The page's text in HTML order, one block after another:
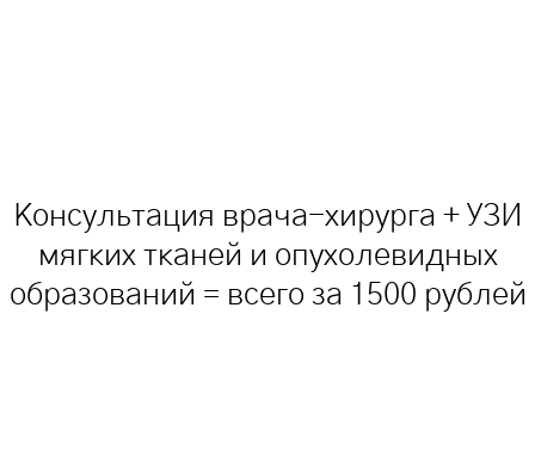
Консультация врача-хирурга + УЗИ
мягких тканей и опухолевидных
образований = всего за 1500 рублей